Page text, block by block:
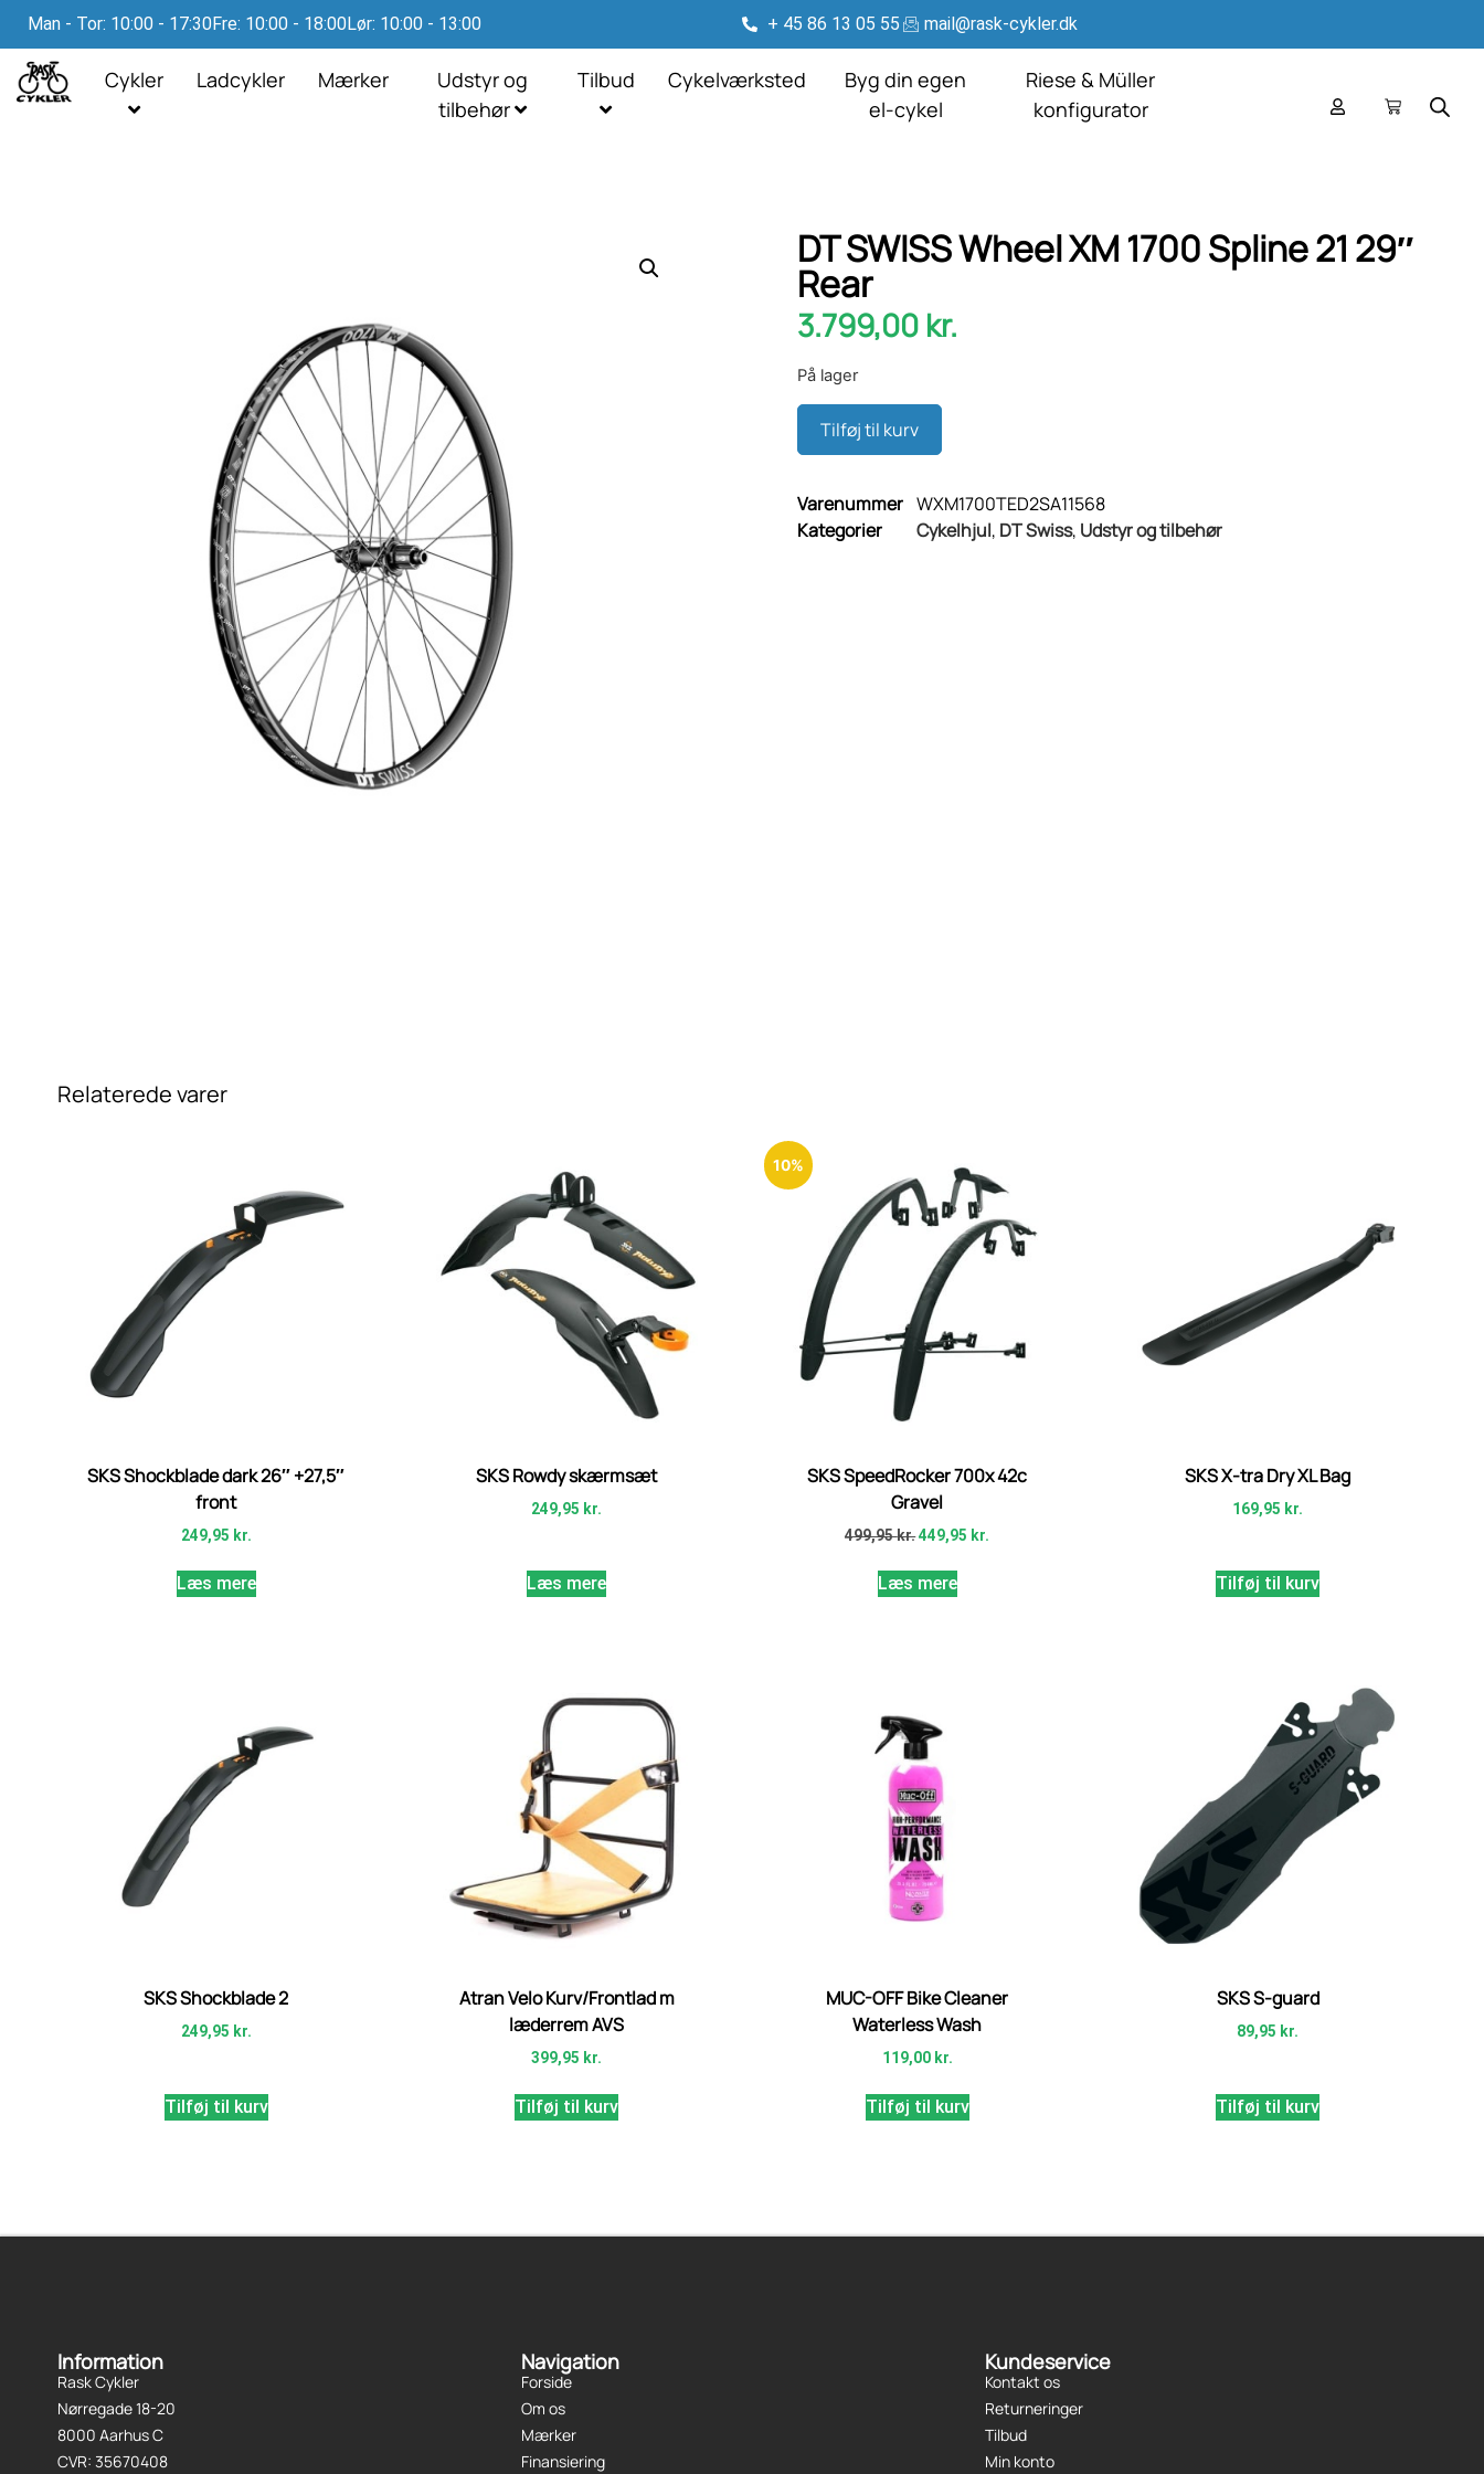
Man - Tor: 10:00 - 17:30Fre: 10:00 - 18:00Lør: 10:00 - 13:00 + 45 86 13 05 55 mail@rask-cykler.dk
Cykler Ladcykler Mærker
Udstyr og
tilbehør
Tilbud Cykelværksted
Byg din egen
el-cykel
Riese & Müller
konfigurator
DT SWISS Wheel XM 1700 Spline 21 29″
Rear
3.799,00 kr.
På lager
Tilføj til kurv
Varenummer WXM1700TED2SA11568
Kategorier
Cykelhjul, DT Swiss, Udstyr og tilbehør
Relaterede varer
SKS Shockblade dark 26″ +27,5″
front
249,95 kr.
Læs mere
SKS Rowdy skærmsæt
249,95 kr.
Læs mere
10%
SKS SpeedRocker 700x 42c
Gravel
499,95kr.449,95 kr.
Læs mere
SKS X-tra Dry XL Bag
169,95 kr.
Tilføj til kurv
SKS Shockblade 2
249,95 kr.
Tilføj til kurv
Atran Velo Kurv/Frontlad m
læderrem AVS
399,95 kr.
Tilføj til kurv
MUC-OFF Bike Cleaner
Waterless Wash
119,00 kr.
Tilføj til kurv
SKS S-guard
89,95 kr.
Tilføj til kurv
Information
Rask Cykler
Nørregade 18-20
8000 Aarhus C
CVR: 35670408
Navigation
Forside
Om os
Mærker
Finansiering
Kundeservice
Kontakt os
Returneringer
Tilbud
Min konto